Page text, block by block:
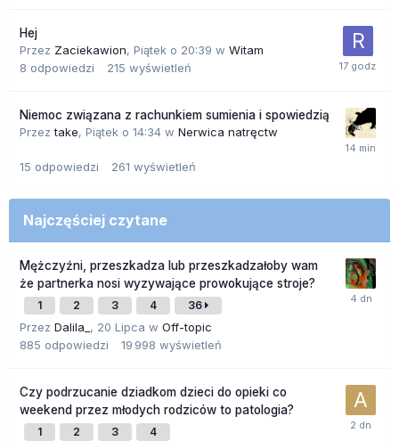
Hej
Przez Zaciekawion, Piątek o 20:39 w Witam
8 odpowiedzi 215 wyświetleń
Niemoc związana z rachunkiem sumienia i spowiedzią
Przeztake, Piątek o 14:34 w Nerwica natręctw
15 odpowiedzi 261 wyświetleń
Najczęściej czytane
Mężczyźni, przeszkadza lub przeszkadzałoby wam
że partnerka nosi wyzywające prowokujące stroje?
1 2 3 4 36
Przez Dalila_ , 20 Lipca w Off-topic
885 odpowiedzi 19 998 wyświetleń
Czy podrzucanie dziadkom dzieci do opieki co
weekend przez młodych rodziców to patologia?
1 2 3 4